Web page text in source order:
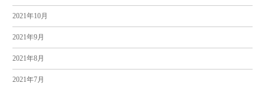
2021年10月
2021年9月
2021年8月
2021年7月